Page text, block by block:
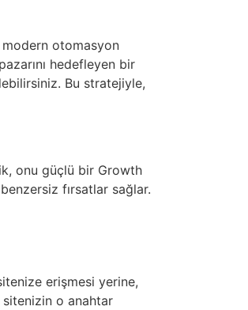
modern otomasyon
hedefleyen bir
Bu stratejiyle,
onu güçlü bir Growth
fırsatlar sağlar.
erişmesi yerine,
o anahtar